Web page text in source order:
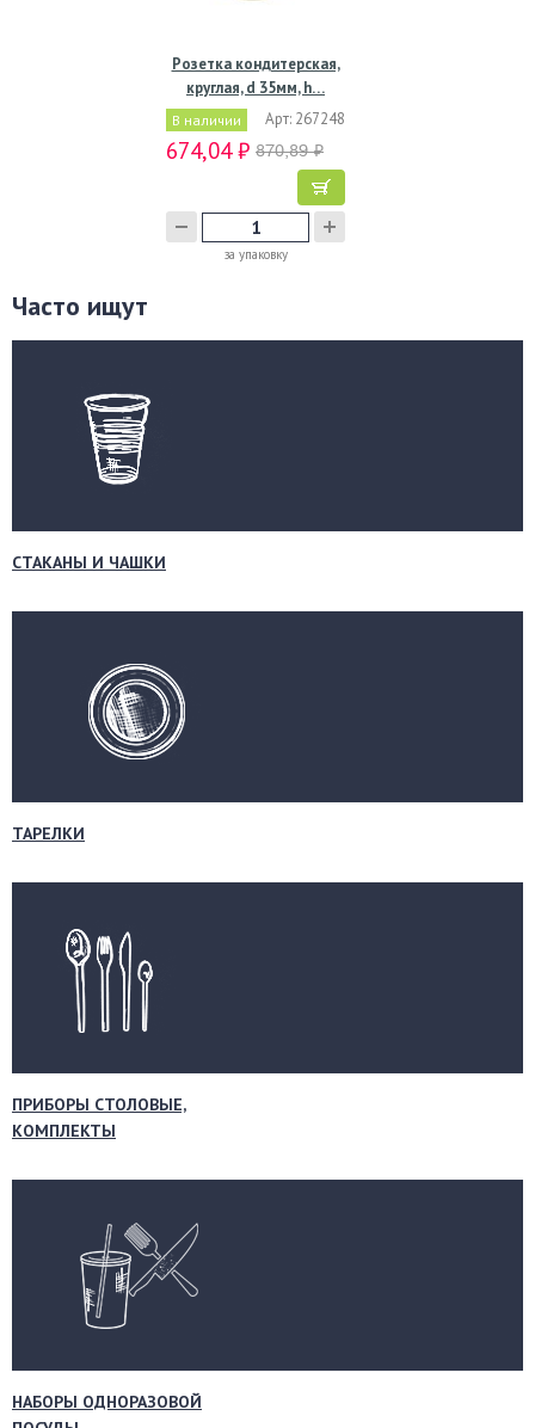
Розетка кондитерская,
круглая, d 35мм, h…
В наличии Арт: 267248
674,04 ₽ 870,89 ₽
за упаковку
Часто ищут
СТАКАНЫ И ЧАШКИ
ТАРЕЛКИ
ПРИБОРЫ СТОЛОВЫЕ,
КОМПЛЕКТЫ
НАБОРЫ ОДНОРАЗОВОЙ